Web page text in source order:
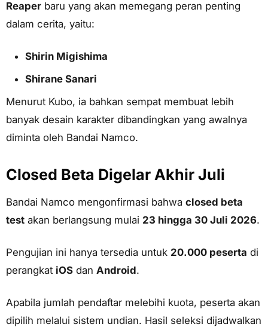
Reaper baru yang akan memegang peran penting
dalam cerita, yaitu:
Shirin Migishima
Shirane Sanari
Menurut Kubo, ia bahkan sempat membuat lebih
banyak desain karakter dibandingkan yang awalnya
diminta oleh Bandai Namco.
Closed Beta Digelar Akhir Juli
Bandai Namco mengonfirmasi bahwa closed beta
test akan berlangsung mulai 23 hingga 30 Juli 2026.
Pengujian ini hanya tersedia untuk 20.000 peserta di
perangkat iOS dan Android.
Apabila jumlah pendaftar melebihi kuota, peserta akan
dipilih melalui sistem undian. Hasil seleksi dijadwalkan